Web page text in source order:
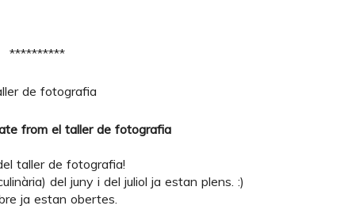
**********
from el taller de fotografia
taller de fotografia!
del juny i del juliol ja estan plens. :)
ja estan obertes.